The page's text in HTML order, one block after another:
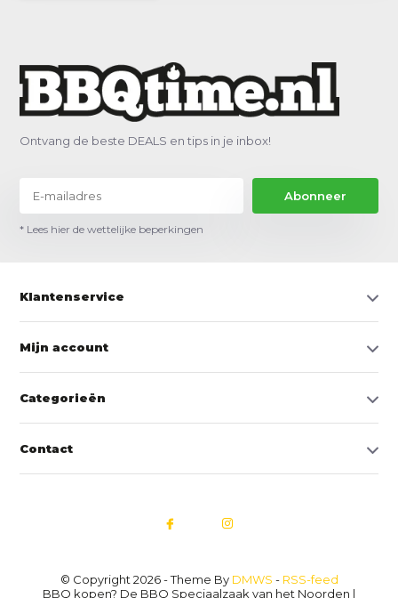
Ontvang de beste DEALS en tips in je inbox!
Abonneer
* Lees hier de wettelijke beperkingen
Klantenservice
Mijn account
Categorieën
Contact
© Copyright 2026 - Theme By DMWS - RSS-feed
BBQ kopen? De BBQ Speciaalzaak van het Noorden |